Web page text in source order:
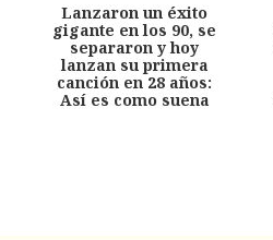
Lanzaron un éxito
gigante en los 90, se
separaron y hoy
lanzan su primera
canción en 28 años:
Así es como suena